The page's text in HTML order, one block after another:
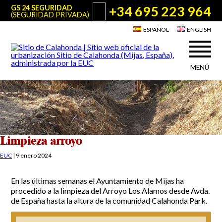
GS 24 SEGURIDAD
(SEGURIDAD PRIVADA)
+34 695 223 964
ESPAÑOL ENGLISH
MENÚ
Acerca de Sitio de Calahonda
Quiénes somos
Junta Directiva
Servicios de la EUC
Estatutos
Actas e Informes Anuales
Contactar
Actuaciones
Utilidades para Residentes y Visitantes
Transporte
El reciclado de nuestros residuos
Información sobre podas
Noticias
Teléfonos de interés
©2026 E.U.C.Sitio de Calahonda, Calle Monte Paraíso, 6, 29649 Mijas Costa.
NIF: G29178803.Todos los derechos reservados. Diseño y desarrollo:Jesse Naylor
Limpieza arroyo
EUC | 9 enero 2024
En las últimas semanas el Ayuntamiento de Mijas ha
procedido a la limpieza del Arroyo Los Alamos desde Avda.
de España hasta la altura de la comunidad Calahonda Park.